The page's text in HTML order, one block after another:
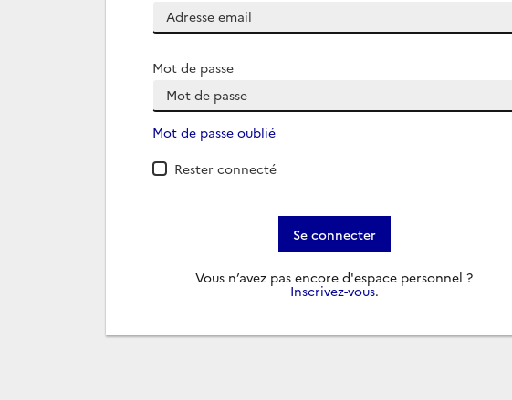
Mot de passe
Mot de passe oublié
Rester connecté
Se connecter
Vous n’avez pas encore d'espace personnel ?
Inscrivez-vous.